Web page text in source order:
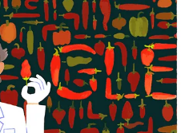
Shorts video
VTV Thể thao
Bất động sản